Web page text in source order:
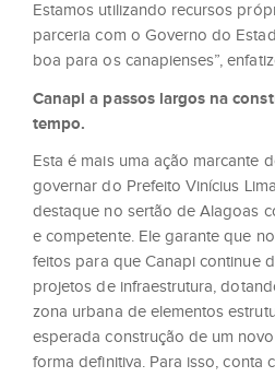
Estamos utilizando recursos
parceria com o Governo do
boa para os canapienses”,
Canapi a passos largos na
tempo.
Esta é mais uma ação marcante
governar do Prefeito Vinícius
destaque no sertão de Alagoas
e competente. Ele garante que
feitos para que Canapi continue
projetos de infraestrutura,
zona urbana de elementos
esperada construção de um
forma definitiva. Para isso, conta